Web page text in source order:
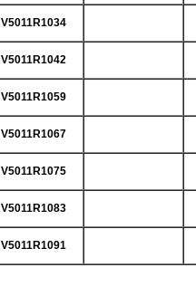
V5011R1034
V5011R1042
V5011R1059
V5011R1067
V5011R1075
V5011R1083
V5011R1091